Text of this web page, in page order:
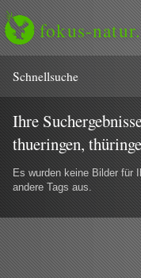
fokus-
Schnell­suche
Ihre
thueringen,
Es wurden keine Bilder für
andere Tags aus.